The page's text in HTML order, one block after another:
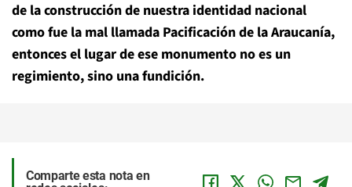
de la construcción de nuestra identidad nacional
como fue la mal llamada Pacificación de la Araucanía,
entonces el lugar de ese monumento no es un
regimiento, sino una fundición.
Comparte esta nota en